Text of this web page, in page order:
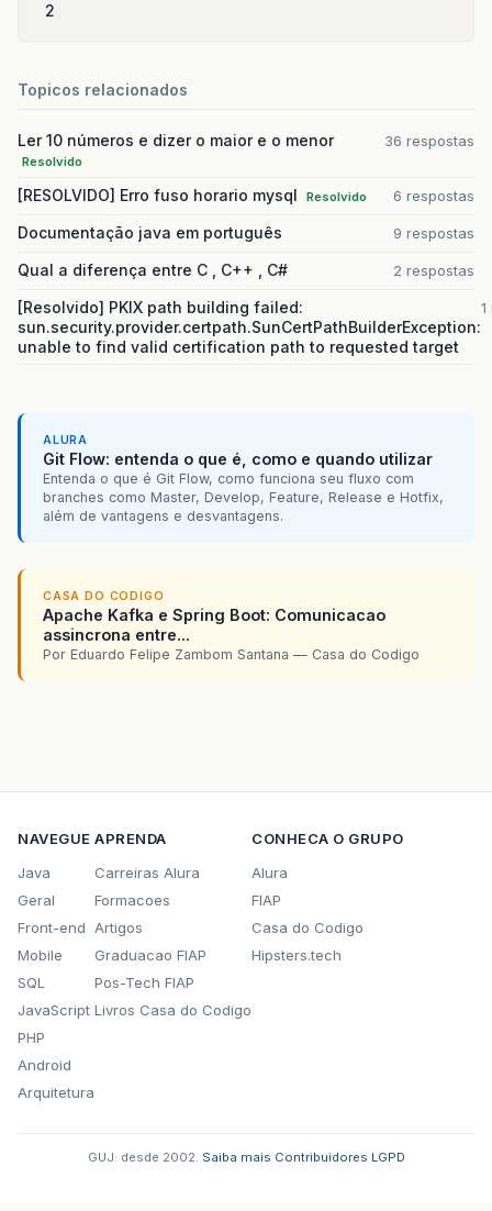
2
Topicos relacionados
Ler 10 números e dizer o maior e o menor
Resolvido
36 respostas
[RESOLVIDO] Erro fuso horario mysql Resolvido 6 respostas
Documentação java em português 9 respostas
Qual a diferença entre C , C++ , C# 2 respostas
[Resolvido] PKIX path building failed:
sun.security.provider.certpath.SunCertPathBuilderException:
unable to find valid certification path to requested target
ALURA
Git Flow: entenda o que é, como e quando utilizar
Entenda o que é Git Flow, como funciona seu fluxo com
branches como Master, Develop, Feature, Release e Hotfix,
além de vantagens e desvantagens.
CASA DO CODIGO
Apache Kafka e Spring Boot: Comunicacao
assincrona entre...
Por Eduardo Felipe Zambom Santana — Casa do Codigo
NAVEGUE
Java
Geral
Front-end
Mobile
SQL
JavaScript
PHP
Android
Arquitetura
APRENDA
Carreiras Alura
Formacoes
Artigos
Graduacao FIAP
Pos-Tech FIAP
Livros Casa do Codigo
CONHECA O GRUPO
Alura
FIAP
Casa do Codigo
Hipsters.tech
GUJ: desde 2002. Saiba mais Contribuidores LGPD